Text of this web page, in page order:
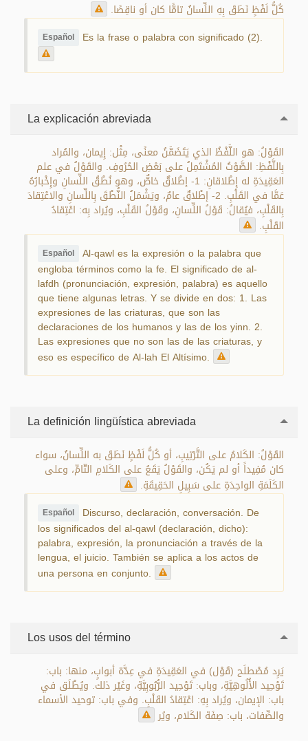
كُلُّ لَفْظٍ نَطَقَ بِهِ اللِّسانُ تامًّا كان أو ناقِصًا.
Español Es la frase o palabra con significado (2).
La explicación abreviada
القَوْلُ: هو اللَّفْظُ الذي يَتَضَمَّنُ معنًى، مِثْل: إِيمان، والمُراد
بِاللَّفْظِ: الصَّوْتُ المُشْتَمِلُ على بَعْضِ الحُرُوفِ. والقَوْلُ في علم
العَقِيدَةِ له إِطْلاقانِ: 1- إطْلاقٌ خاصٌّ، وهو نُطْقُ اللِّسانِ وإِخْبارُهُ
عَمَّا في القَلْبِ. 2- إطْلاقٌ عامٌ، ويَشْمَلُ النُّطْقَ بِاللِّسانِ والاعْتِقادَ
بِالقَلْبِ، فيُقالُ: قَوْلُ اللِّسانِ، وقَوْلُ القَلْبِ، ويُراد بِه: اعْتِقادُ
القَلْبِ.
Español Al-qawl es la expresión o la palabra que
engloba términos como la fe. El significado de al-
lafdh (pronunciación, expresión, palabra) es aquello
que tiene algunas letras. Y se divide en dos: 1. Las
expresiones de las criaturas, que son las
declaraciones de los humanos y las de los yinn. 2.
Las expresiones que no son las de las criaturas, y
eso es específico de Al-lah El Altísimo.
La definición lingüística abreviada
القَوْلُ: الكَلامُ على التَّرْتِيبِ، أو كُلُّ لَفْظٍ نَطَقَ به اللِّسانُ، سواء
كان مُفِيداً أو لم يَكُن، والقَوْلُ يَقَعُ على الكَلامِ التّامِّ، وعلى
الكَلَمَةِ الواحِدَةِ على سَبِيلِ الحَقِيقَةِ.
Español Discurso, declaración, conversación. De
los significados del al-qawl (declaración, dicho):
palabra, expresión, la pronunciación a través de la
lengua, el juicio. También se aplica a los actos de
una persona en conjunto.
Los usos del término
يَرِد مُصْطلَح (قَوْل) في العَقِيدَةِ في عِدَّة أبوابٍ، منها: باب:
تَوْحِيد الأُلُوهِيَّةِ، وباب: تَوْحِيد الرُّبُوبِيَّةِ، وغَيْر ذلك. ويُطْلَق في
باب: الإيمان، ويُراد بِهِ: اعْتِقادُ القَلْبِ. وفي باب: توحيد الأسماء
والصِّفات، باب: صِفَة الكَلام، ويُر